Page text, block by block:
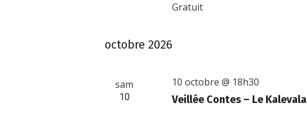
Gratuit
octobre 2026
sam
10 Veillée Contes – Le Kalevala
10 octobre @ 18h30